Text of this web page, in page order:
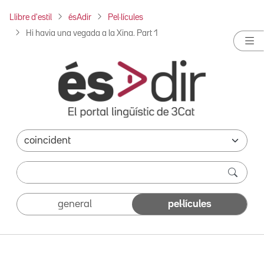
Llibre d'estil ésAdir Pel·lícules
Hi havia una vegada a la Xina. Part 1
general pel·lícules